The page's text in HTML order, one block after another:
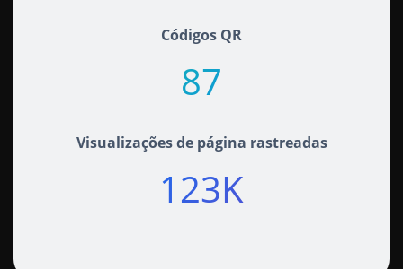
Códigos QR
87+
Visualizações de página rastreadas
123K+